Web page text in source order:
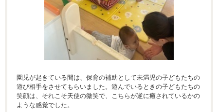
園児が起きている間は、保育の補助として未満児の子どもたちの
遊び相手をさせてもらいました。遊んでいるときの子どもたちの
笑顔は、それこそ天使の微笑で、こちらが逆に癒されているかの
ような感覚でした。